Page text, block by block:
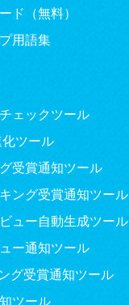
ド（無料）
用語集
ェックツール
ツール
受賞通知ツール
ング受賞通知ツール
ュー自動生成ツール
ー通知ツール
グ受賞通知ツール
ツール